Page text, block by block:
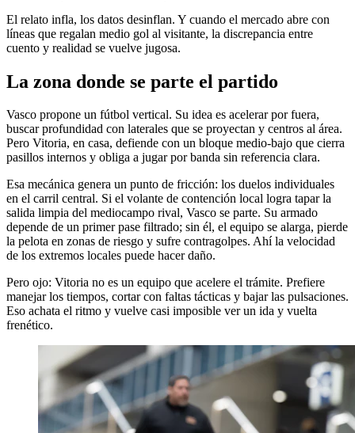
El relato infla, los datos desinflan. Y cuando el mercado abre con
líneas que regalan medio gol al visitante, la discrepancia entre
cuento y realidad se vuelve jugosa.
La zona donde se parte el partido
Vasco propone un fútbol vertical. Su idea es acelerar por fuera,
buscar profundidad con laterales que se proyectan y centros al área.
Pero Vitoria, en casa, defiende con un bloque medio-bajo que cierra
pasillos internos y obliga a jugar por banda sin referencia clara.
Esa mecánica genera un punto de fricción: los duelos individuales
en el carril central. Si el volante de contención local logra tapar la
salida limpia del mediocampo rival, Vasco se parte. Su armado
depende de un primer pase filtrado; sin él, el equipo se alarga, pierde
la pelota en zonas de riesgo y sufre contragolpes. Ahí la velocidad
de los extremos locales puede hacer daño.
Pero ojo: Vitoria no es un equipo que acelere el trámite. Prefiere
manejar los tiempos, cortar con faltas tácticas y bajar las pulsaciones.
Eso achata el ritmo y vuelve casi imposible ver un ida y vuelta
frenético.